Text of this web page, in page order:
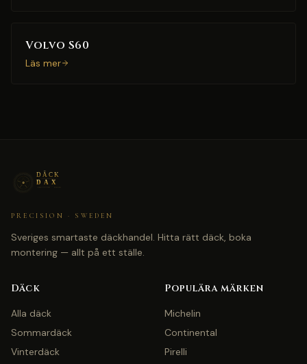
Volvo S60
Läs mer
PRECISION · SWEDEN
Sveriges smartaste däckhandel. Hitta rätt däck, boka
montering — allt på ett ställe.
Däck
Alla däck
Sommardäck
Vinterdäck
Populära märken
Michelin
Continental
Pirelli